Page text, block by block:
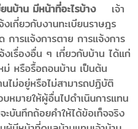
บ้าน มีหน้าที่อะไรบ้าง
เจ้า
เกี่ยวกับงานทะเบียนราษฎร
การแจ้งการตาย การแจ้งการ
เรื่องอื่น ๆ เกี่ยวกับบ้าน ได้แก่
ม่ หรือรื้อถอนบ้าน เป็นต้น
ยู่หรือไม่สามารถปฏิบัติ
หมายให้ผู้อื่นไปดำเนินการแทน
ะบันทึกถ้อยคำให้ได้ข้อเท็จจริง